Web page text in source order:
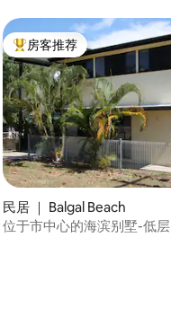
热门「房客推荐」
房客推荐
民居 ｜ Balgal Beach
位于市中心的海滨别墅-低层